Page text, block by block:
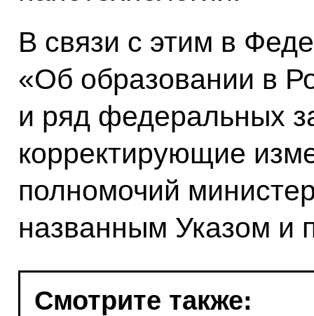
В связи с этим в
«Об образовании в
и ряд федеральных
корректирующие
полномочий
названным Указом и
Смотрите также: